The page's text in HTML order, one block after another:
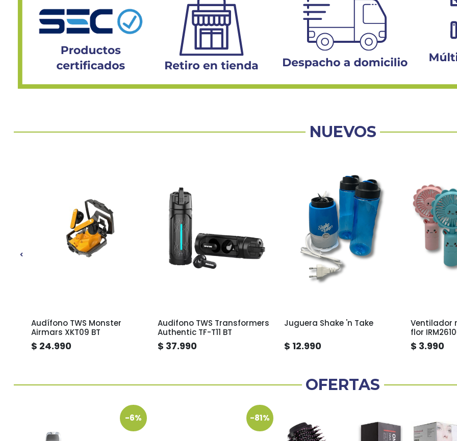
NUEVOS
Audífono TWS Monster
Airmars XKT09 BT
$ 24.990
Audifono TWS Transformers
Authentic TF-T11 BT
$ 37.990
Juguera Shake 'n Take
$ 12.990
Ventilador
flor
$ 3.990
OFERTAS
-6% -81%